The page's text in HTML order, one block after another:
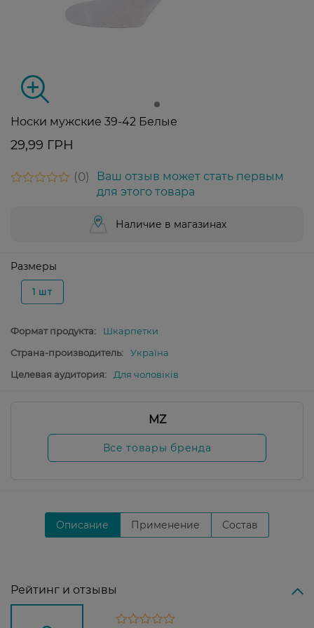
Носки мужские 39-42 Белые
29,99 ГРН
0
Ваш отзыв может стать первым
для этого товара
Наличие в магазинах
Размеры
1 шт
Формат продукта:
Шкарпетки
Страна-производитель:
Україна
Целевая аудитория:
Для чоловіків
MZ
Все товары бренда
Описание Применение Состав
Рейтинг и отзывы